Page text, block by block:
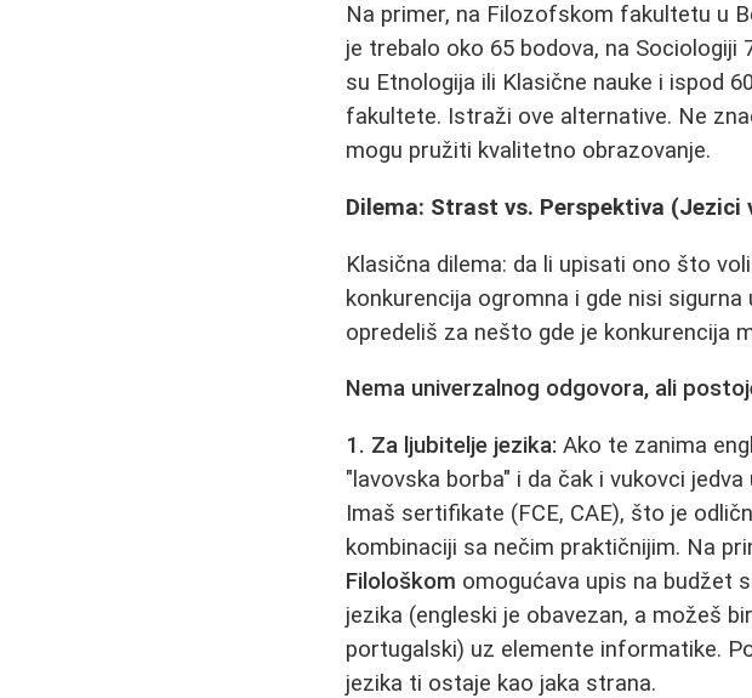
Na primer, na Filozofskom fakultetu u
je trebalo oko 65 bodova, na Sociologiji
su Etnologija ili Klasične nauke i ispod
fakultete. Istraži ove alternative. Ne
mogu pružiti kvalitetno obrazovanje.
Dilema: Strast vs. Perspektiva (Jezici
Klasična dilema: da li upisati ono što
konkurencija ogromna i gde nisi
opredeliš za nešto gde je konkurencija
Nema univerzalnog odgovora, ali
1. Za ljubitelje jezika: Ako te zanima
"lavovska borba" i da čak i vukovci
Imaš sertifikate (FCE, CAE), što je
kombinaciji sa nečim praktičnijim. Na
Filološkom omogućava upis na budžet
jezika (engleski je obavezan, a možeš
portugalski) uz elemente informatike.
jezika ti ostaje kao jaka strana.